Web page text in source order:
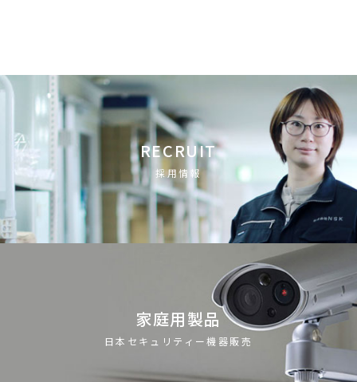
RECRUIT
採用情報
家庭用製品
日本セキュリティー機器販売